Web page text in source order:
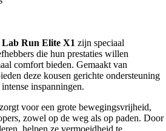
Run Elite X1 zijn speciaal
die hun prestaties willen
comfort bieden. Gemaakt van
deze kousen gerichte ondersteuning
inspanningen.
voor een grote bewegingsvrijheid,
zowel op de weg als op paden. Door